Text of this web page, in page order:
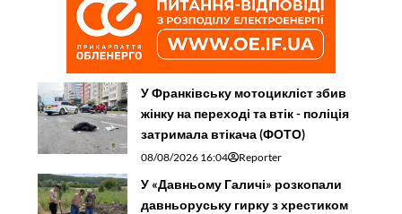
У Франківську мотоцикліст збив
жінку на переході та втік - поліція
затримала втікача (ФОТО)
08/08/2026 16:04 Reporter
У «Давньому Галичі» розкопали
давньоруську гирку з хрестиком